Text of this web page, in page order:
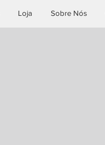
Loja Sobre Nós